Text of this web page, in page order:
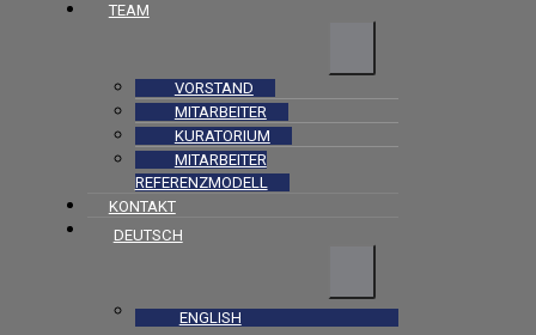
TEAM
VORSTAND
MITARBEITER
KURATORIUM
MITARBEITER
REFERENZMODELL
KONTAKT
DEUTSCH
ENGLISH